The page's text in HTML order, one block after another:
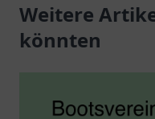
Tradition und
spannende
Weitere
könnten